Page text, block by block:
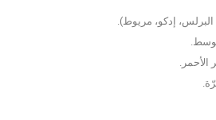
البرلس، إدكو، مريوط).